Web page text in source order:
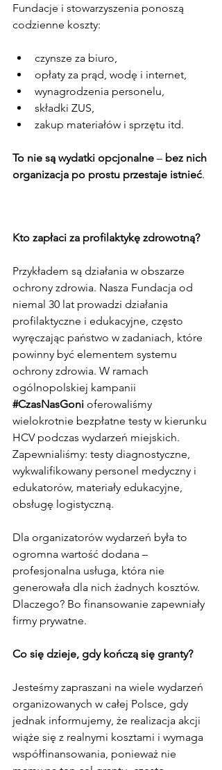
Fundacje i stowarzyszenia ponoszą
codzienne koszty:
czynsze za biuro,
opłaty za prąd, wodę i internet,
wynagrodzenia personelu,
składki ZUS,
zakup materiałów i sprzętu itd.
To nie są wydatki opcjonalne – bez nich
organizacja po prostu przestaje istnieć.
Kto zapłaci za profilaktykę zdrowotną?
Przykładem są działania w obszarze
ochrony zdrowia. Nasza Fundacja od
niemal 30 lat prowadzi działania
profilaktyczne i edukacyjne, często
wyręczając państwo w zadaniach, które
powinny być elementem systemu
ochrony zdrowia. W ramach
ogólnopolskiej kampanii
#CzasNasGoni oferowaliśmy
wielokrotnie bezpłatne testy w kierunku
HCV podczas wydarzeń miejskich.
Zapewnialiśmy: testy diagnostyczne,
wykwalifikowany personel medyczny i
edukatorów, materiały edukacyjne,
obsługę logistyczną.
Dla organizatorów wydarzeń była to
ogromna wartość dodana –
profesjonalna usługa, która nie
generowała dla nich żadnych kosztów.
Dlaczego? Bo finansowanie zapewniały
firmy prywatne.
Co się dzieje, gdy kończą się granty?
Jesteśmy zapraszani na wiele wydarzeń
organizowanych w całej Polsce, gdy
jednak informujemy, że realizacja akcji
wiąże się z realnymi kosztami i wymaga
współfinansowania, ponieważ nie